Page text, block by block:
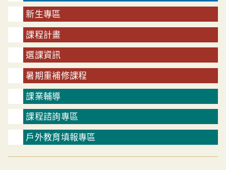
新生專區
課程計畫
選課資訊
暑期重補修課程
課業輔導
課程諮詢專區
戶外教育填報專區